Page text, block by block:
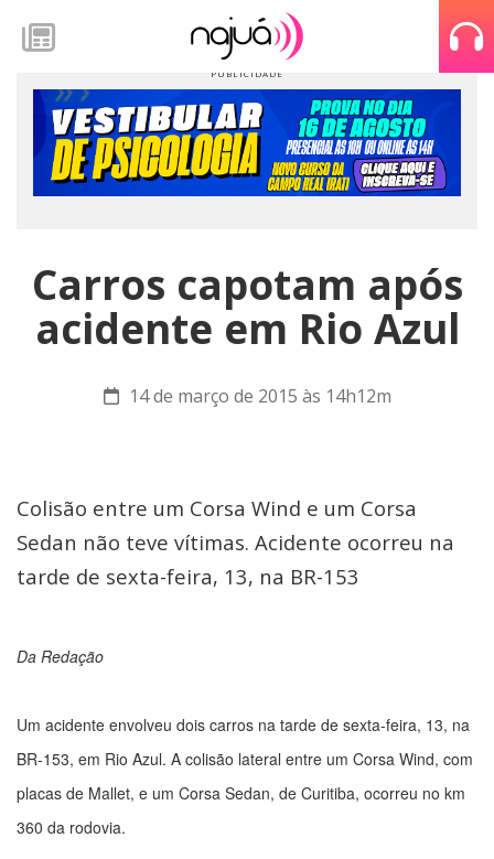
Carros capotam após
acidente em Rio Azul
14 de março de 2015 às 14h12m
Colisão entre um Corsa Wind e um Corsa
Sedan não teve vítimas. Acidente ocorreu na
tarde de sexta-feira, 13, na BR-153
Da Redação
Um acidente envolveu dois carros na tarde de sexta-feira, 13, na
BR-153, em Rio Azul. A colisão lateral entre um Corsa Wind, com
placas de Mallet, e um Corsa Sedan, de Curitiba, ocorreu no km
360 da rodovia.